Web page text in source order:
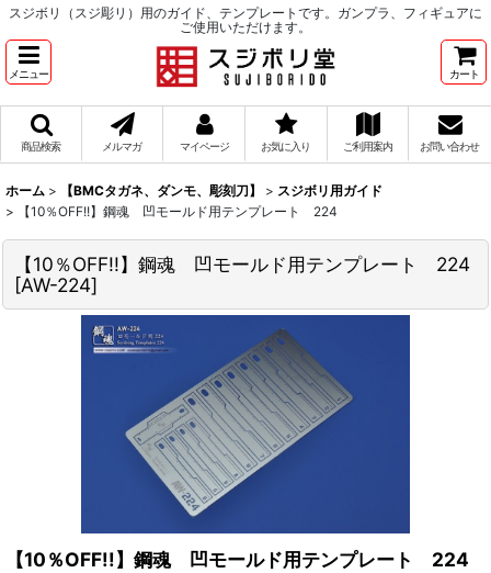
スジボリ（スジ彫リ）用のガイド、テンプレートです。ガンプラ、フィギュアに
ご使用いただけます。
メニュー カート
商品検索 メルマガ マイページ お気に入り ご利用案内 お問い合わせ
ホーム > 【BMCタガネ、ダンモ、彫刻刀】 > スジボリ用ガイド
>
【10％OFF!!】鋼魂 凹モールド用テンプレート 224
【10％OFF!!】鋼魂 凹モールド用テンプレート 224
[AW-224]
【10％OFF!!】鋼魂 凹モールド用テンプレート 224